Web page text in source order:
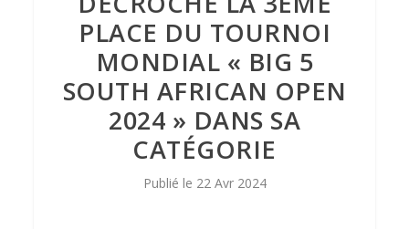
PLACE DU TOURNOI
MONDIAL « BIG 5
SOUTH AFRICAN OPEN
2024 » DANS SA
CATÉGORIE
22 Avr 2024